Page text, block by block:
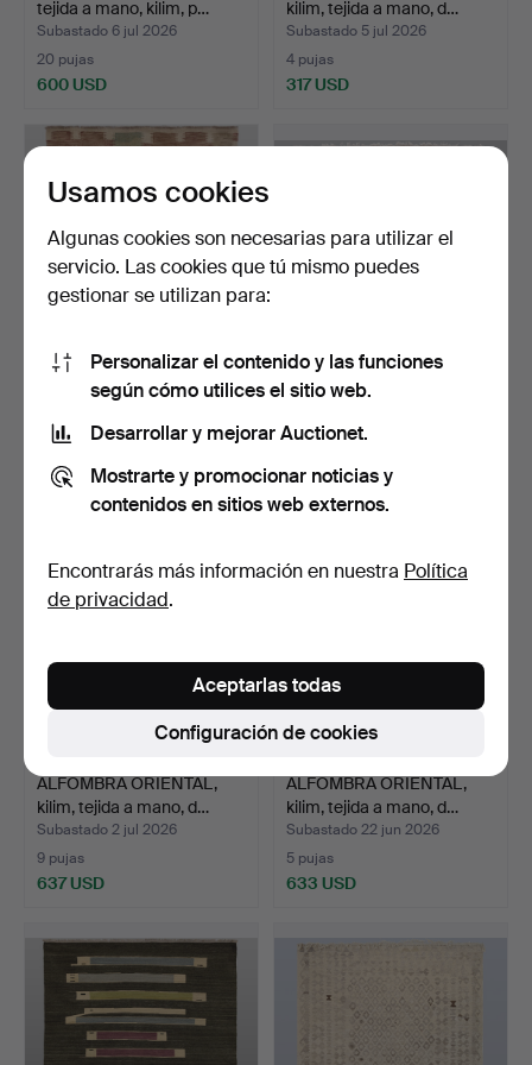
tejida a mano, kilim, p…
Subastado 6 jul 2026
20 pujas
600 USD
kilim, tejida a mano, d…
Subastado 5 jul 2026
4 pujas
317 USD
ALFOMBRA ORIENTAL,
kilim, tejida a mano, d…
Subastado 3 jul 2026
211 USD
ALFOMBRA ORIENTAL,
Subastado 3 jul 2026
950 USD
ALFOMBRA ORIENTAL,
kilim, tejida a mano, d…
Subastado 2 jul 2026
9 pujas
637 USD
ALFOMBRA ORIENTAL,
kilim, tejida a mano, d…
Subastado 22 jun 2026
5 pujas
633 USD
Usamos cookies
Algunas cookies son necesarias para utilizar el
servicio. Las cookies que tú mismo puedes
gestionar se utilizan para:
Personalizar el contenido y las funciones
según cómo utilices el sitio web.
Desarrollar y mejorar Auctionet.
Mostrarte y promocionar noticias y
contenidos en sitios web externos.
Encontrarás más información en nuestra Política
de privacidad.
Configuración de cookies
Aceptarlas todas